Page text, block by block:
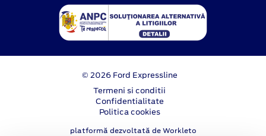
© 2026 Ford Expressline
Termeni si conditii
Confidentialitate
Politica cookies
platformă dezvoltată de Workleto